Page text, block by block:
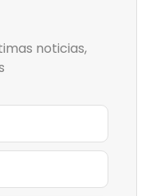
noticias,